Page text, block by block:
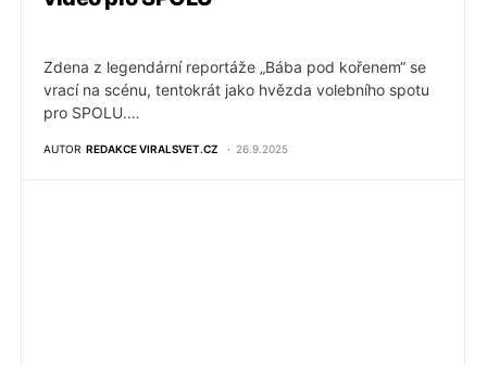
Zdena z legendární reportáže „Bába pod kořenem“ se
vrací na scénu, tentokrát jako hvězda volebního spotu
pro SPOLU.…
AUTOR REDAKCE VIRALSVET.CZ 26.9.2025